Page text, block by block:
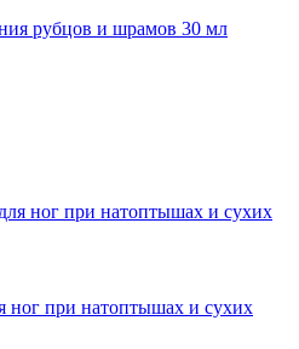
рубцов и шрамов 30 мл
ног при натоптышах и сухих